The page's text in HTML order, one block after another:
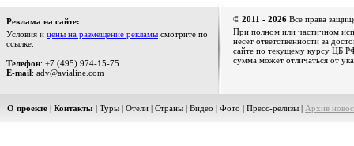
Реклама на сайте:
Условия и цены на размещение рекламы смотрите по
ссылке.
Телефон: +7 (495) 974-15-75
E-mail: adv@avialine.com
© 2011 - 2026 Все права
При полном или частичном
несет ответственности за
сайте по текущему курсу ЦБ
сумма может отличаться от
О проекте | Контакты | Туры | Отели | Страны | Видео | Фото | Пресс-релизы | Архив